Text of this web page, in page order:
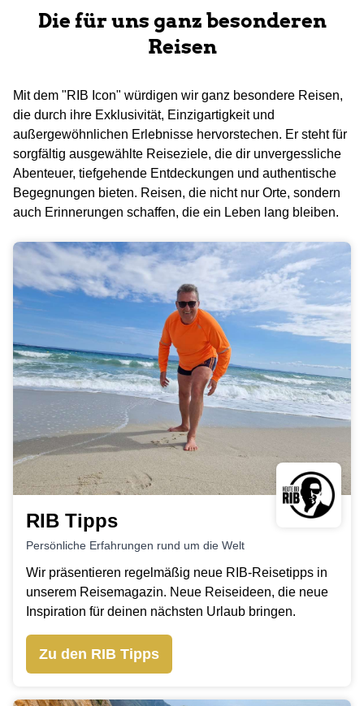
Die für uns ganz besonderen
Reisen
Mit dem "RIB Icon" würdigen wir ganz besondere Reisen,
die durch ihre Exklusivität, Einzigartigkeit und
außergewöhnlichen Erlebnisse hervorstechen. Er steht für
sorgfältig ausgewählte Reiseziele, die dir unvergessliche
Abenteuer, tiefgehende Entdeckungen und authentische
Begegnungen bieten. Reisen, die nicht nur Orte, sondern
auch Erinnerungen schaffen, die ein Leben lang bleiben.
RIB Tipps
Persönliche Erfahrungen rund um die Welt
Wir präsentieren regelmäßig neue RIB-Reisetipps in
unserem Reisemagazin. Neue Reiseideen, die neue
Inspiration für deinen nächsten Urlaub bringen.
Zu den RIB Tipps